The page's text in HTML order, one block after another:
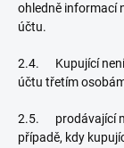
ohledně informací
účtu.
2.4. Kupující není
účtu třetím
2.5. prodávající
případě, kdy